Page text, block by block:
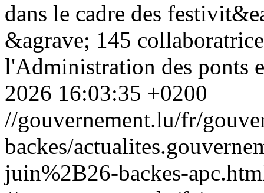
dans le cadre des
&agrave; 145
l'Administration des ponts
2026 16:03:35 +0200
//gouvernement.lu/fr/
backes/
juin%2B26-backes-